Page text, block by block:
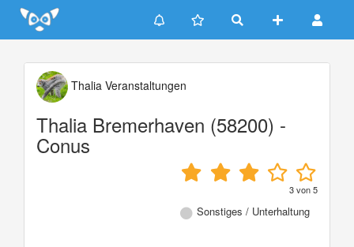
Update cookies preferences
Thalia Veranstaltungen
Thalia Bremerhaven (58200) -
Conus
3von5
Sonstiges / Unterhaltung